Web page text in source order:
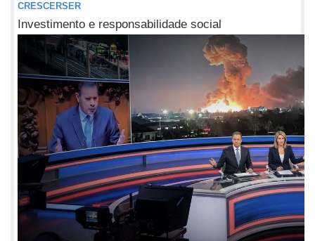
CRESCERSER
Investimento e responsabilidade social